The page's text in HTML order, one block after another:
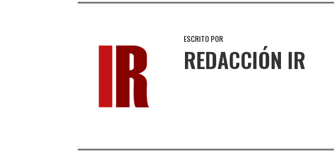
ESCRITO POR
REDACCIÓN IR